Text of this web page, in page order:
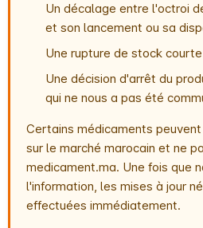
Un décalage entre l'octroi
et son lancement ou sa
Une rupture de stock
Une décision d'arrêt du
qui ne nous a pas été
Certains médicaments
sur le marché marocain et ne
medicament.ma. Une fois que
l'information, les mises à jour
effectuées immédiatement.